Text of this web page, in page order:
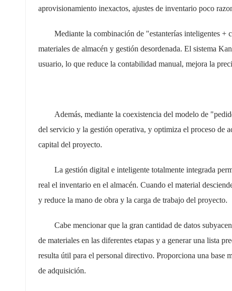
aprovisionamiento inexactos, ajustes de inventario poco
Mediante la combinación de "estanterías inteligentes
materiales de almacén y gestión desordenada. El sistema
usuario, lo que reduce la contabilidad manual, mejora la
Además, mediante la coexistencia del modelo de
del servicio y la gestión operativa, y optimiza el proceso de
capital del proyecto.
La gestión digital e inteligente totalmente integrada
real el inventario en el almacén. Cuando el material
y reduce la mano de obra y la carga de trabajo del proyecto.
Cabe mencionar que la gran cantidad de datos
de materiales en las diferentes etapas y a generar una lista
resulta útil para el personal directivo. Proporciona una base
de adquisición.